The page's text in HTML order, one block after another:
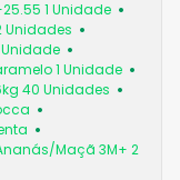
1 Unidade
Unidades
1 Unidade
40 Unidades
Maçã 3M+ 2